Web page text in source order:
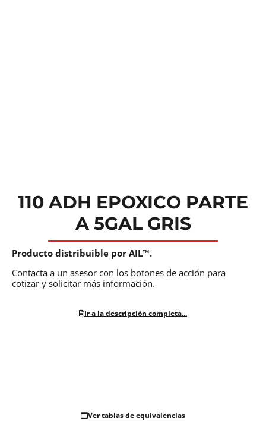
110 ADH EPOXICO PARTE
A 5GAL GRIS
Producto distribuible por AIL™.
Contacta a un asesor con los botones de acción para
cotizar y solicitar más información.
Ir a la descripción completa...
Ver tablas de equivalencias